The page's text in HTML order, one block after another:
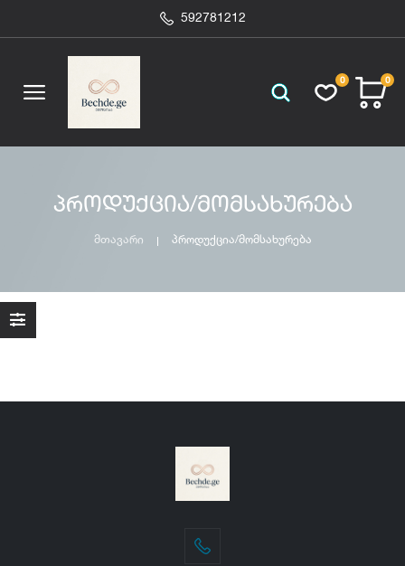
592781212
0 0
პროდუქცია/მომსახურება
მთავარი პროდუქცია/მომსახურება